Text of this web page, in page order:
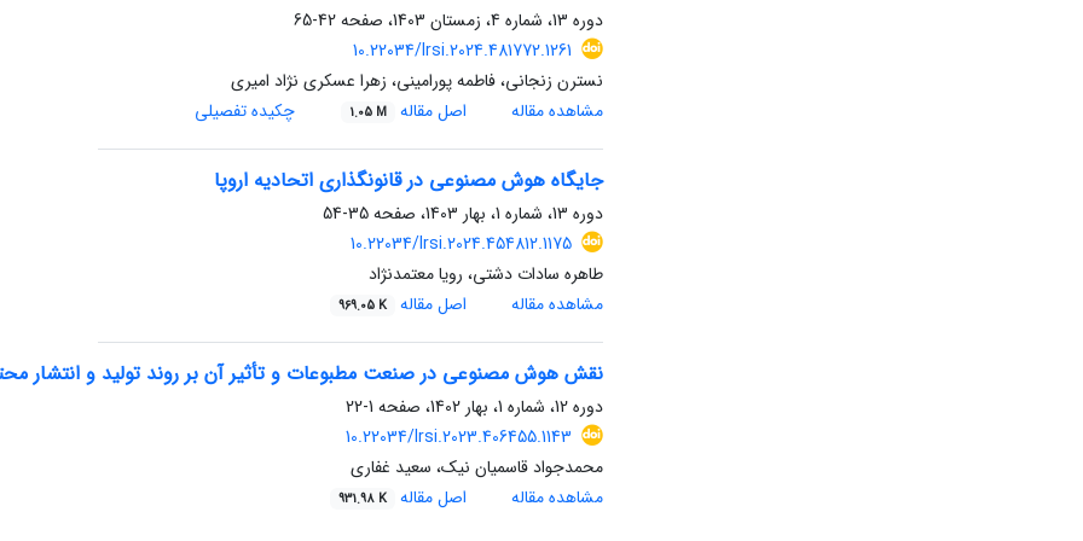
دوره 13، شماره 4، زمستان 1403، صفحه
42-65
10.22034/lrsi.2024.481772.1261
نسترن زنجانی، فاطمه پورامینی، زهرا عسکری نژاد امیری
مشاهده مقاله
اصل مقاله 1.05 M چکیده تفصیلی
جایگاه هوش مصنوعی در قانونگذاری اتحادیه اروپا
دوره 13، شماره 1، بهار 1403، صفحه
35-54
10.22034/lrsi.2024.454812.1175
طاهره سادات دشتی، رویا معتمدنژاد
مشاهده مقاله
اصل مقاله 969.05 K
نقش هوش مصنوعی در صنعت مطبوعات و تأثیر آن بر روند تولید و انتشار
دوره 12، شماره 1، بهار 1402، صفحه
1-22
10.22034/lrsi.2023.406455.1143
محمدجواد قاسمیان نیک، سعید غفاری
مشاهده مقاله
اصل مقاله 931.98 K